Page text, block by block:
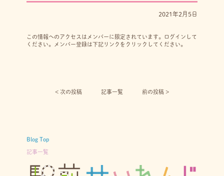
2021年2月5日
この情報へのアクセスはメンバーに限定されています。ログインして
ください。メンバー登録は下記リンクをクリックしてください。
< 次の投稿︎ 記事一覧 前の投稿 >
Blog Top
記事一覧